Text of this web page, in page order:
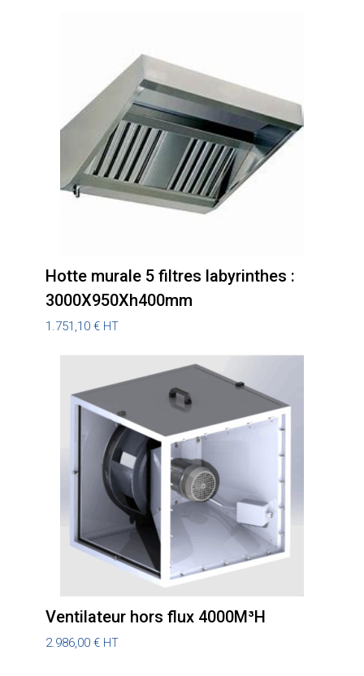
Hotte murale 5 filtres labyrinthes :
3000X950Xh400mm
1.751,10 € HT
Ventilateur hors flux 4000M³H
2.986,00 € HT